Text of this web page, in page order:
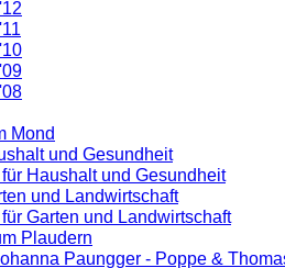
Mond
und Gesundheit
Haushalt und Gesundheit
und Landwirtschaft
Garten und Landwirtschaft
Plaudern
Paungger - Poppe &